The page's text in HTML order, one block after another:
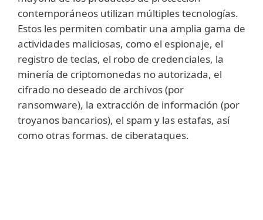
contemporáneos utilizan múltiples tecnologías.
Estos les permiten combatir una amplia gama de
actividades maliciosas, como el espionaje, el
registro de teclas, el robo de credenciales, la
minería de criptomonedas no autorizada, el
cifrado no deseado de archivos (por
ransomware), la extracción de información (por
troyanos bancarios), el spam y las estafas, así
como otras formas. de ciberataques.